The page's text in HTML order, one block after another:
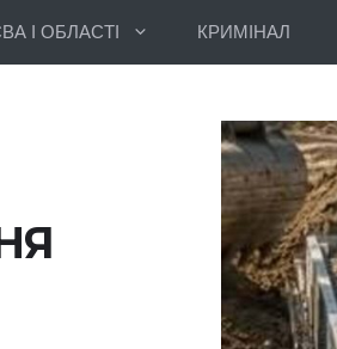
І ОБЛАСТІ КРИМІНАЛ